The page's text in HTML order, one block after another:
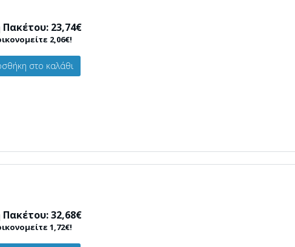
Πακέτου: 23,74€
2,06€!
στο καλάθι
Πακέτου: 32,68€
1,72€!